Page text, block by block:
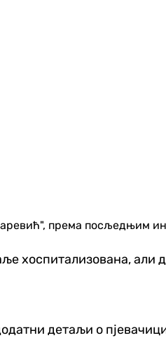
према посљедњим
хоспитализована, али
детаљи о